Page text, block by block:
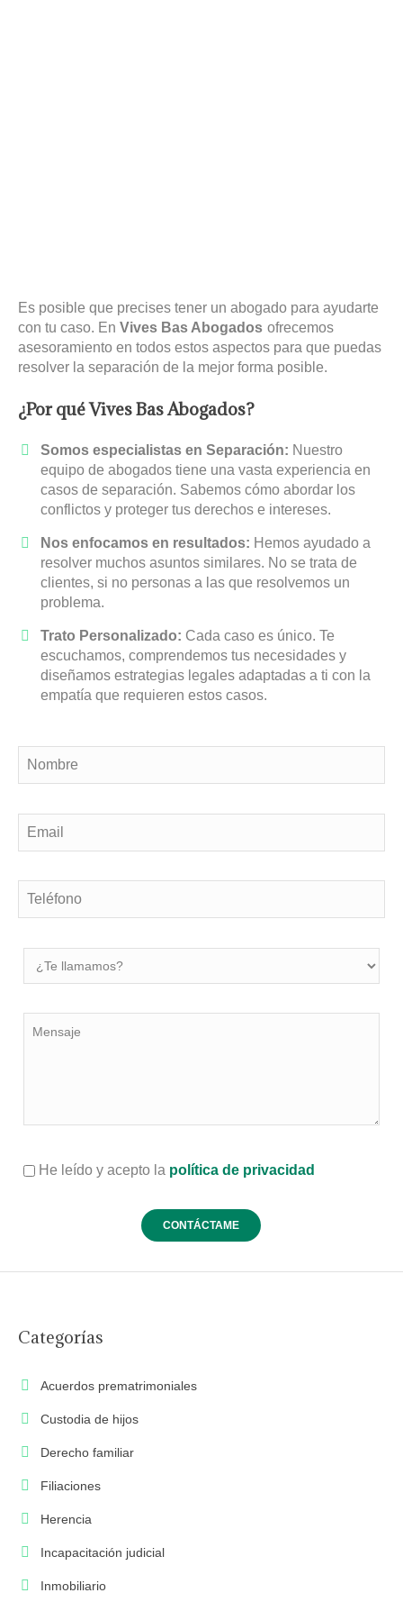
Es posible que precises tener un abogado para ayudarte
con tu caso. En Vives Bas Abogados ofrecemos
asesoramiento en todos estos aspectos para que puedas
resolver la separación de la mejor forma posible.
¿Por qué Vives Bas Abogados?
Somos especialistas en Separación: Nuestro
equipo de abogados tiene una vasta experiencia en
casos de separación. Sabemos cómo abordar los
conflictos y proteger tus derechos e intereses.
Nos enfocamos en resultados: Hemos ayudado a
resolver muchos asuntos similares. No se trata de
clientes, si no personas a las que resolvemos un
problema.
Trato Personalizado: Cada caso es único. Te
escuchamos, comprendemos tus necesidades y
diseñamos estrategias legales adaptadas a ti con la
empatía que requieren estos casos.
He leído y acepto la política de privacidad
Categorías
Acuerdos prematrimoniales
Custodia de hijos
Derecho familiar
Filiaciones
Herencia
Incapacitación judicial
Inmobiliario